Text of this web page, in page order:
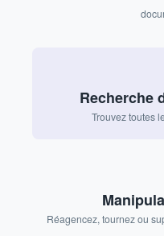
Recherche
Trouvez toutes
Réagencez, tournez ou